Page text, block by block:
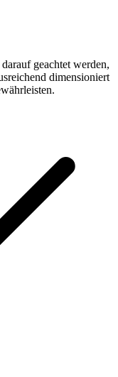
geachtet werden,
dimensioniert